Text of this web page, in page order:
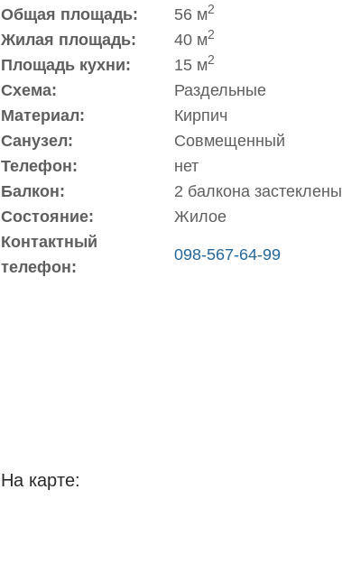
Общая площадь:
56 м2
Жилая площадь: 40 м2
Площадь кухни: 15 м2
Схема:
Раздельные
Материал:
Кирпич
Санузел:
Совмещенный
Телефон:
нет
Балкон:
2 балкона застеклены
Состояние:
Жилое
Контактный
телефон:
098-567-64-99
На карте: